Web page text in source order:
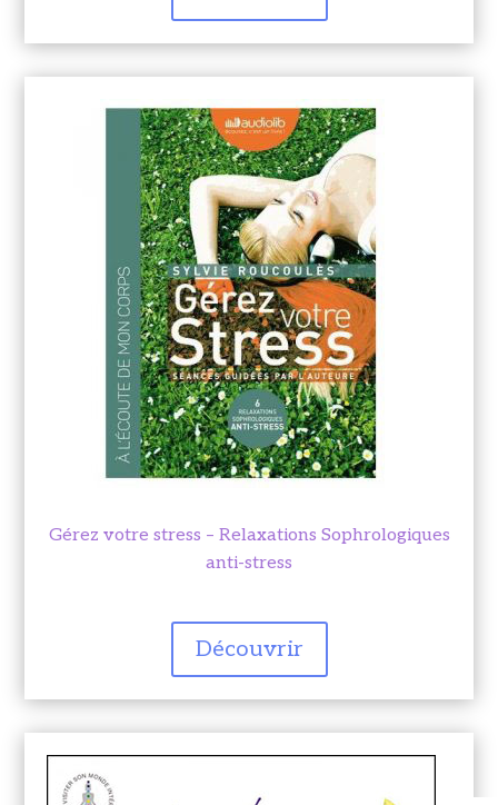
Gérez votre stress – Relaxations Sophrologiques
anti-stress
Découvrir